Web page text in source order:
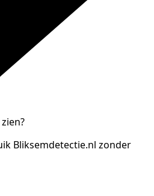
Bliksemdetectie.nl zonder